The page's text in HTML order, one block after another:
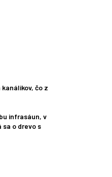
čo z
infrasáun, v
o drevo s